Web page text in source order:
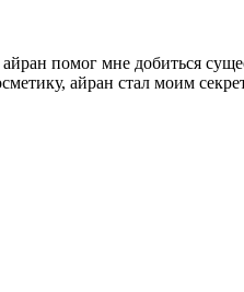
помог мне добиться
айран стал моим